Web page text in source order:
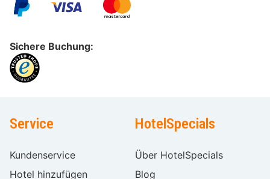
Sichere Buchung:
Service
Kundenservice
Hotel hinzufügen
HotelSpecials
Über HotelSpecials
Blog